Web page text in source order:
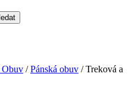
Obuv /Pánská obuv / Treková a